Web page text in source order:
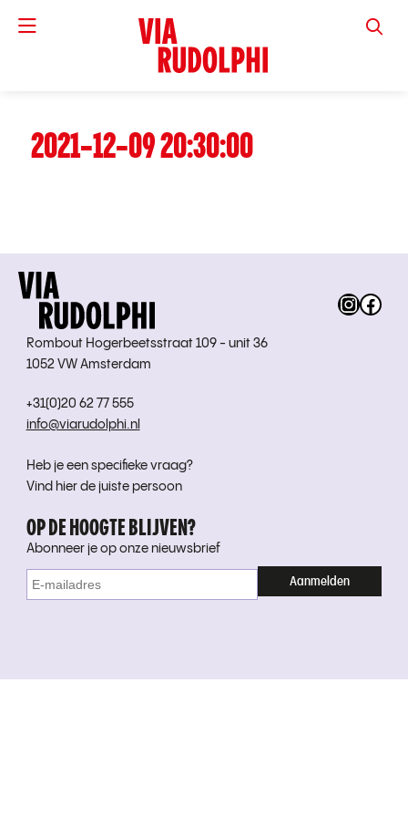
VIA
2021-12-09 20:30:00
Rombout Hogerbeetsstraat 109 - unit 36
1052 VW Amsterdam
+31(0)20 62 77 555
info@viarudolphi.nl
Heb je een specifieke vraag?
Vind hier de juiste persoon
OP DE HOOGTE BLIJVEN?
Abonneer je op onze nieuwsbrief